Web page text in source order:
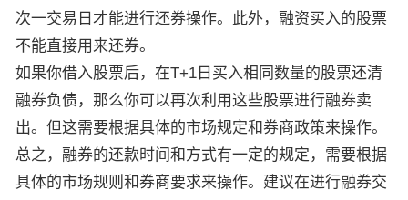
次一交易日才能进行还券操作。此外，融资买入的股票
不能直接用来还券。
如果你借入股票后，在T+1日买入相同数量的股票还清
融券负债，那么你可以再次利用这些股票进行融券卖
出。但这需要根据具体的市场规定和券商政策来操作。
总之，融券的还款时间和方式有一定的规定，需要根据
具体的市场规则和券商要求来操作。建议在进行融券交